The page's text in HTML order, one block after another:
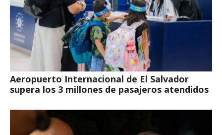
Aeropuerto Internacional de El Salvador
supera los 3 millones de pasajeros atendidos